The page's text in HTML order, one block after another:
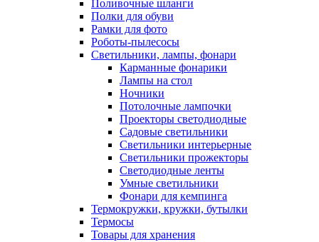
Поливочные шланги
Полки для обуви
Рамки для фото
Роботы-пылесосы
Светильники, лампы, фонари
Карманные фонарики
Лампы на стол
Ночники
Потолочные лампочки
Проекторы светодиодные
Садовые светильники
Светильники интерьерные
Светильники прожекторы
Светодиодные ленты
Умные светильники
Фонари для кемпинга
Термокружки, кружки, бутылки
Термосы
Товары для хранения